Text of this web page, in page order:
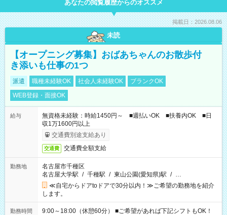
あなたの閲覧履歴からのオススメ
掲載日：2026.08.06
未読
【オープニング募集】おばあちゃんのお散歩付
き添いも仕事の1つ
派遣 職種未経験OK 社会人未経験OK
ブランクOK
WEB登録・面接OK
給与
無資格未経験：時給1450円～ ■週払いOK ■扶養内OK ■日
収1万1600円以上
交通費別途支給あり
交通費 交通費全額支給
勤務地
名古屋市千種区
名古屋大学駅 / 千種駅 / 東山公園(愛知県)駅 / …
≪自宅からドアtoドアで30分以内！≫ご希望の勤務地を紹介
します。
勤務時間
9:00～18:00（休憩60分） ■ご希望があれば下記シフトもOK！